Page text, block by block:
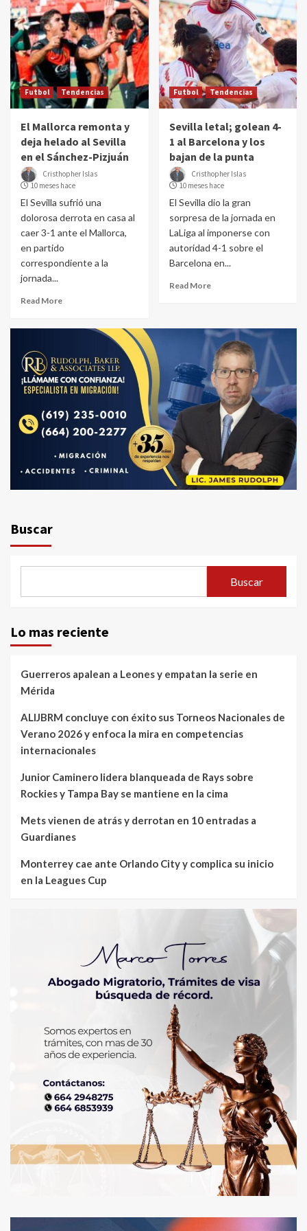
Futbol Tendencias
El Mallorca remonta y
deja helado al Sevilla
en el Sánchez-Pizjuán
Cristhopher Islas
10 meses hace
El Sevilla sufrió una
dolorosa derrota en casa al
caer 3-1 ante el Mallorca,
en partido
correspondiente a la
jornada...
Read More
Futbol Tendencias
Sevilla letal; golean 4-
1 al Barcelona y los
bajan de la punta
Cristhopher Islas
10 meses hace
El Sevilla dio la gran
sorpresa de la jornada en
LaLiga al imponerse con
autoridad 4-1 sobre el
Barcelona en...
Read More
Buscar
Buscar
Lo mas reciente
Guerreros apalean a Leones y empatan la serie en
Mérida
ALIJBRM concluye con éxito sus Torneos Nacionales de
Verano 2026 y enfoca la mira en competencias
internacionales
Junior Caminero lidera blanqueada de Rays sobre
Rockies y Tampa Bay se mantiene en la cima
Mets vienen de atrás y derrotan en 10 entradas a
Guardianes
Monterrey cae ante Orlando City y complica su inicio
en la Leagues Cup